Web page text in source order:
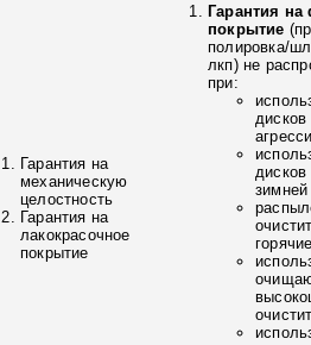
Гарантия на
механическую
целостность
Гарантия на
лакокрасочное
покрытие
Гарантия
покрытие
полировка/
лкп) не
при:
зимней